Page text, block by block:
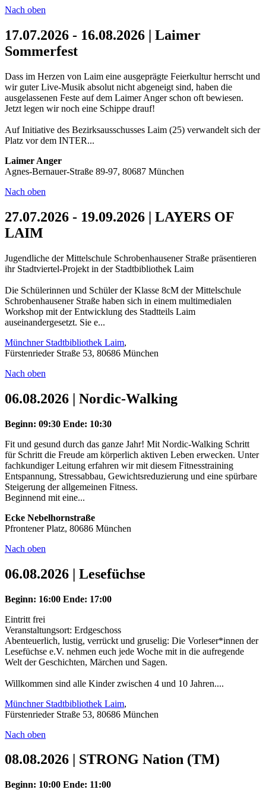
Nach oben
17.07.2026 - 16.08.2026 | Laimer
Sommerfest
Dass im Herzen von Laim eine ausgeprägte Feierkultur herrscht und
wir guter Live-Musik absolut nicht abgeneigt sind, haben die
ausgelassenen Feste auf dem Laimer Anger schon oft bewiesen.
Jetzt legen wir noch eine Schippe drauf!
Auf Initiative des Bezirksausschusses Laim (25) verwandelt sich der
Platz vor dem INTER...
Laimer Anger
Agnes-Bernauer-Straße 89-97, 80687 München
Nach oben
27.07.2026 - 19.09.2026 | LAYERS OF
LAIM
Jugendliche der Mittelschule Schrobenhausener Straße präsentieren
ihr Stadtviertel-Projekt in der Stadtbibliothek Laim
Die Schülerinnen und Schüler der Klasse 8cM der Mittelschule
Schrobenhausener Straße haben sich in einem multimedialen
Workshop mit der Entwicklung des Stadtteils Laim
auseinandergesetzt. Sie e...
Münchner Stadtbibliothek Laim,
Fürstenrieder Straße 53, 80686 München
Nach oben
06.08.2026 | Nordic-Walking
Beginn: 09:30 Ende: 10:30
Fit und gesund durch das ganze Jahr! Mit Nordic-Walking Schritt
für Schritt die Freude am körperlich aktiven Leben erwecken. Unter
fachkundiger Leitung erfahren wir mit diesem Fitnesstraining
Entspannung, Stressabbau, Gewichtsreduzierung und eine spürbare
Steigerung der allgemeinen Fitness.
Beginnend mit eine...
Ecke Nebelhornstraße
Pfrontener Platz, 80686 München
Nach oben
06.08.2026 | Lesefüchse
Beginn: 16:00 Ende: 17:00
Eintritt frei
Veranstaltungsort: Erdgeschoss
Abenteuerlich, lustig, verrückt und gruselig: Die Vorleser*innen der
Lesefüchse e.V. nehmen euch jede Woche mit in die aufregende
Welt der Geschichten, Märchen und Sagen.
Willkommen sind alle Kinder zwischen 4 und 10 Jahren....
Münchner Stadtbibliothek Laim,
Fürstenrieder Straße 53, 80686 München
Nach oben
08.08.2026 | STRONG Nation (TM)
Beginn: 10:00 Ende: 11:00